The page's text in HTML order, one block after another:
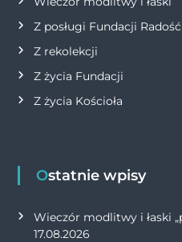
Z posługi Fundacji
Z rekolekcji
Z życia Fundacji
Z życia Kościoła
Ostatnie wpisy
Wieczór modlitwy i łaski
17.08.2026